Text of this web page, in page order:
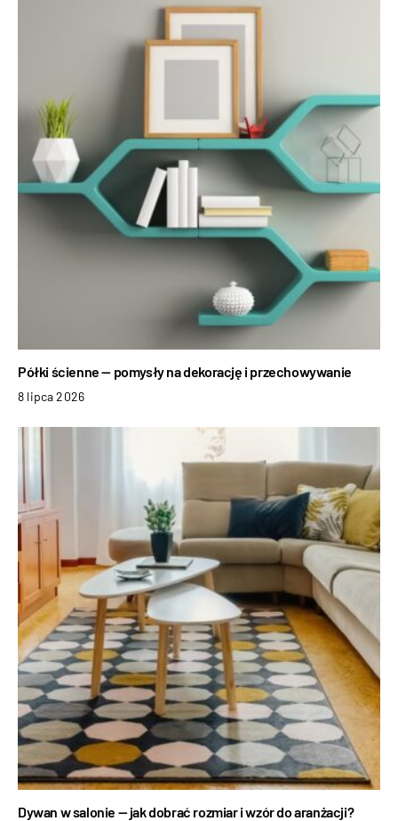
Półki ścienne — pomysły na dekorację i przechowywanie
8 lipca 2026
Dywan w salonie — jak dobrać rozmiar i wzór do aranżacji?